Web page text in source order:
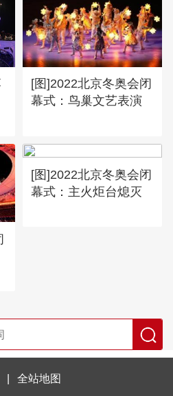
[图]2022北京冬奥会闭
幕式：鸟巢文艺表演
[图]2022北京冬奥会闭
幕式：主火炬台熄灭
全站地图